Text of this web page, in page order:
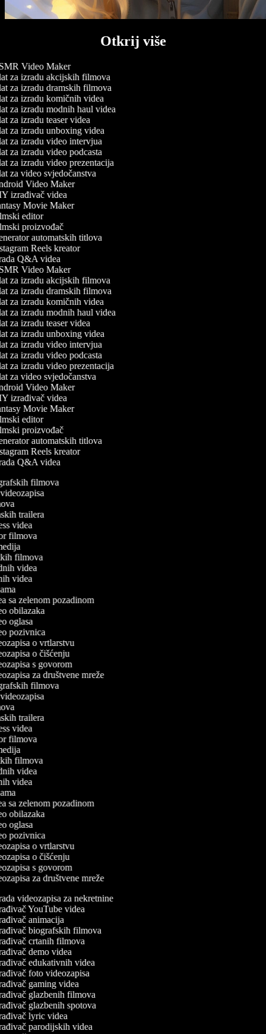
Otkrij više
Video Maker
za izradu akcijskih filmova
za izradu dramskih filmova
za izradu komičnih videa
za izradu modnih haul videa
za izradu teaser videa
za izradu unboxing videa
za izradu video intervjua
za izradu video podcasta
za izradu video prezentacija
za video svjedočanstva
Video Maker
izrađivač videa
Movie Maker
editor
proizvođač
automatskih titlova
Reels kreator
Q&A videa
Video Maker
za izradu akcijskih filmova
za izradu dramskih filmova
za izradu komičnih videa
za izradu modnih haul videa
za izradu teaser videa
za izradu unboxing videa
za izradu video intervjua
za izradu video podcasta
za izradu video prezentacija
za video svjedočanstva
Video Maker
izrađivač videa
Movie Maker
editor
proizvođač
automatskih titlova
Reels kreator
Q&A videa
filmova
trailera
videa
filmova
filmova
videa
videa
sa zelenom pozadinom
obilazaka
oglasa
pozivnica
o vrtlarstvu
o čišćenju
s govorom
za društvene mreže
filmova
trailera
videa
filmova
filmova
videa
videa
sa zelenom pozadinom
obilazaka
oglasa
pozivnica
o vrtlarstvu
o čišćenju
s govorom
za društvene mreže
videozapisa za nekretnine
YouTube videa
animacija
biografskih filmova
crtanih filmova
demo videa
edukativnih videa
foto videozapisa
gaming videa
glazbenih filmova
glazbenih spotova
lyric videa
parodijskih videa